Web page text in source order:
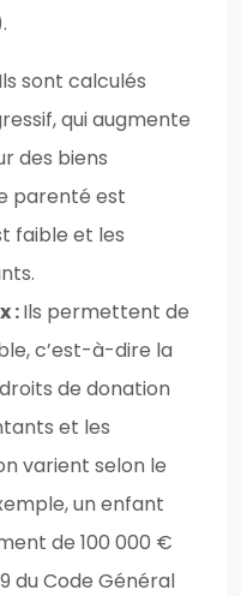
Ils sont calculés
qui augmente
des biens
parenté est
faible et les
:Ils permettent de
c’est-à-dire la
de donation
et les
varient selon le
un enfant
de 100 000 €
du Code Général